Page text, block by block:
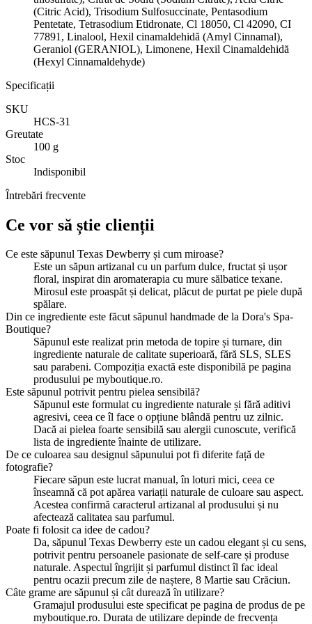
(Citric Acid), Trisodium Sulfosuccinate, Pentasodium
Pentetate, Tetrasodium Etidronate, Cl 18050, Cl 42090, CI
77891, Linalool, Hexil cinamaldehidă (Amyl Cinnamal),
Geraniol (GERANIOL), Limonene, Hexil Cinamaldehidă
(Hexyl Cinnamaldehyde)
Specificații
SKU
HCS-31
Greutate
100 g
Stoc
Indisponibil
Întrebări frecvente
Ce vor să știe clienții
Ce este săpunul Texas Dewberry și cum miroase?
Este un săpun artizanal cu un parfum dulce, fructat și ușor
floral, inspirat din aromaterapia cu mure sălbatice texane.
Mirosul este proaspăt și delicat, plăcut de purtat pe piele după
spălare.
Din ce ingrediente este făcut săpunul handmade de la Dora's Spa-
Boutique?
Săpunul este realizat prin metoda de topire și turnare, din
ingrediente naturale de calitate superioară, fără SLS, SLES
sau parabeni. Compoziția exactă este disponibilă pe pagina
produsului pe myboutique.ro.
Este săpunul potrivit pentru pielea sensibilă?
Săpunul este formulat cu ingrediente naturale și fără aditivi
agresivi, ceea ce îl face o opțiune blândă pentru uz zilnic.
Dacă ai pielea foarte sensibilă sau alergii cunoscute, verifică
lista de ingrediente înainte de utilizare.
De ce culoarea sau designul săpunului pot fi diferite față de
fotografie?
Fiecare săpun este lucrat manual, în loturi mici, ceea ce
înseamnă că pot apărea variații naturale de culoare sau aspect.
Acestea confirmă caracterul artizanal al produsului și nu
afectează calitatea sau parfumul.
Poate fi folosit ca idee de cadou?
Da, săpunul Texas Dewberry este un cadou elegant și cu sens,
potrivit pentru persoanele pasionate de self-care și produse
naturale. Aspectul îngrijit și parfumul distinct îl fac ideal
pentru ocazii precum zile de naștere, 8 Martie sau Crăciun.
Câte grame are săpunul și cât durează în utilizare?
Gramajul produsului este specificat pe pagina de produs de pe
myboutique.ro. Durata de utilizare depinde de frecvența